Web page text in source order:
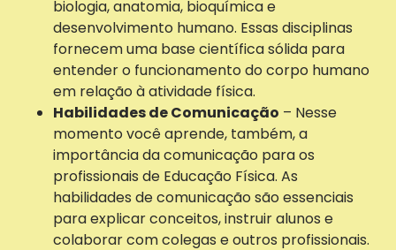
biologia, anatomia, bioquímica e
desenvolvimento humano. Essas disciplinas
fornecem uma base científica sólida para
entender o funcionamento do corpo humano
em relação à atividade física.
Habilidades de Comunicação – Nesse
momento você aprende, também, a
importância da comunicação para os
profissionais de Educação Física. As
habilidades de comunicação são essenciais
para explicar conceitos, instruir alunos e
colaborar com colegas e outros profissionais.